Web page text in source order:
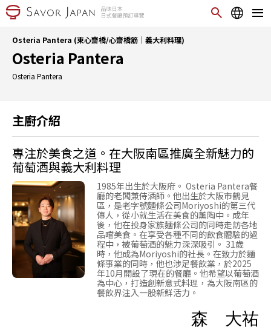
Osteria Pantera (東心齋橋/心齋橋筋｜義大利料理)
Osteria Pantera
Osteria Pantera
主廚介紹
專注於美食之道。在大阪南區推廣全新魅力的
葡萄酒與義大利料理
1985年出生於大阪府。 Osteria Pantera餐
廳的老闆兼侍酒師。他出生於大阪市鶴見
區，是老字號麵條公司Moriyoshi的第三代
傳人，從小就生活在美食的薰陶中。成年
後，他在投身家族麵條公司的同時走訪各地
品嚐美食。在享受各種不同的飲食體驗的過
程中，被葡萄酒的魅力深深吸引。 31歲
時，他成為Moriyoshi的社長。在致力於麵
條事業的同時，他也涉足餐飲業，於2025
年10月開設了現在的餐廳。他希望以葡萄酒
為中心，打造創新意式料理，為大阪南區的
餐飲界注入一股新鮮活力。
森 大祐